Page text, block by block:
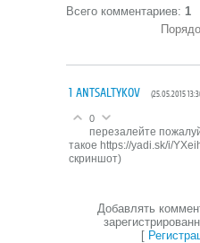
Всего комментариев: 1
1 ANTSALTYKOV (25.05.2015
0
перезалейте
такое https://yadi.sk/i/
скриншот)
Добавлять
[